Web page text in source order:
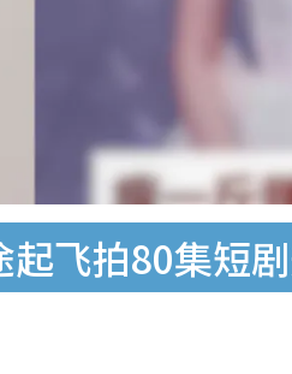
飞拍80集短剧